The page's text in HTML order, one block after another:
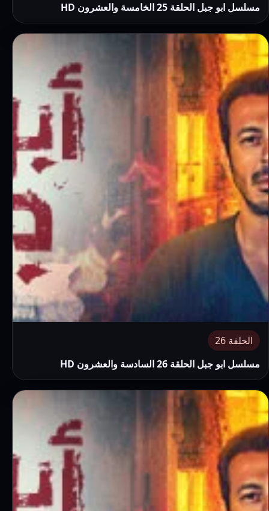
مسلسل ابو جبل الحلقة 25 الخامسة والعشرون HD
الحلقة 26
مسلسل ابو جبل الحلقة 26 السادسة والعشرون HD